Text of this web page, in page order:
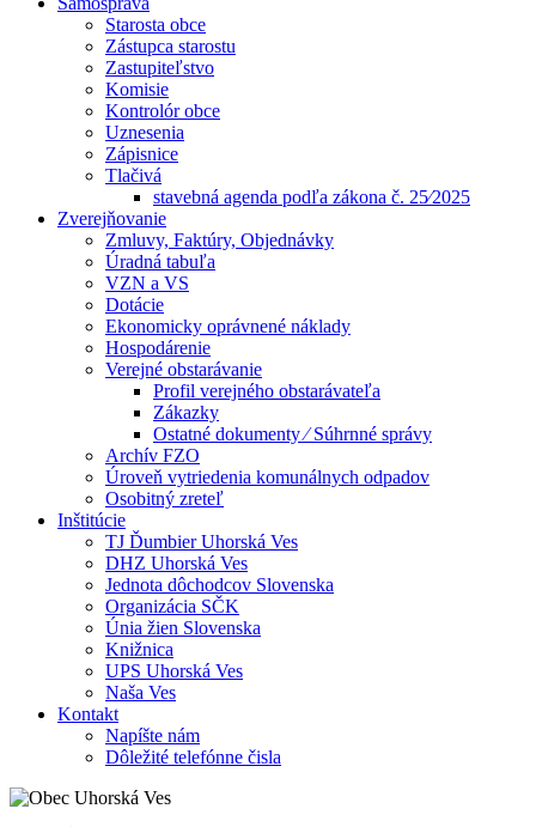
Starosta obce
Zástupca starostu
Zastupiteľstvo
Komisie
Kontrolór obce
Uznesenia
Zápisnice
Tlačivá
stavebná agenda podľa zákona č. 25⁄2025
Zverejňovanie
Zmluvy, Faktúry, Objednávky
Úradná tabuľa
VZN a VS
Dotácie
Ekonomicky oprávnené náklady
Hospodárenie
Verejné obstarávanie
Profil verejného obstarávateľa
Zákazky
Ostatné dokumenty ⁄ Súhrnné správy
Archív FZO
Úroveň vytriedenia komunálnych odpadov
Osobitný zreteľ
Inštitúcie
TJ Ďumbier Uhorská Ves
DHZ Uhorská Ves
Jednota dôchodcov Slovenska
Organizácia SČK
Únia žien Slovenska
Knižnica
UPS Uhorská Ves
Naša Ves
Kontakt
Napíšte nám
Dôležité telefónne čisla